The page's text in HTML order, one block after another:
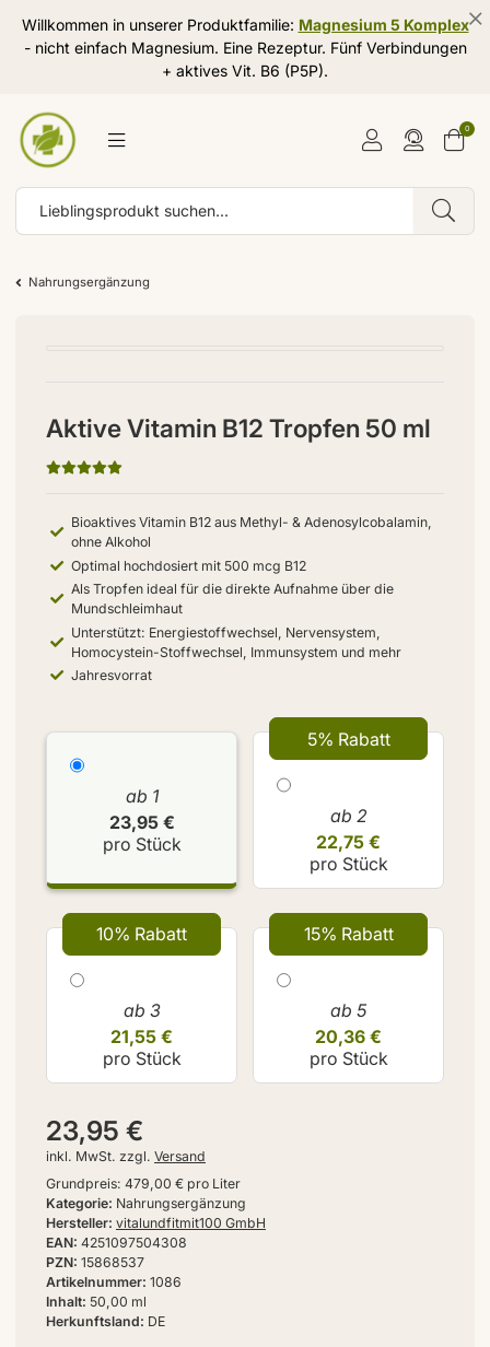
Willkommen in unserer Produktfamilie: Magnesium 5 Komplex
- nicht einfach Magnesium. Eine Rezeptur. Fünf Verbindungen
+ aktives Vit. B6 (P5P).
0
Nahrungsergänzung
Aktive Vitamin B12 Tropfen 50 ml
Inhalt 50,00 ml
Hersteller vitalundfitmit100 GmbH
Artikelnummer 1086
PZN 15868537
EAN 4251097504308
Herkunftsland DE
Kategorie Nahrungsergänzung
Bioaktives Vitamin B12 aus Methyl- & Adenosylcobalamin,
ohne Alkohol
Optimal hochdosiert mit 500 mcg B12
Als Tropfen ideal für die direkte Aufnahme über die
Mundschleimhaut
Unterstützt: Energiestoffwechsel, Nervensystem,
Homocystein-Stoffwechsel, Immunsystem und mehr
Jahresvorrat
23,95 €
inkl. MwSt. zzgl. Versand
Grundpreis: 479,00 € pro Liter
ab 1
23,95 €
pro Stück
5% Rabatt
ab 2
22,75 €
pro Stück
10% Rabatt
ab 3
21,55 €
pro Stück
15% Rabatt
ab 5
20,36 €
pro Stück